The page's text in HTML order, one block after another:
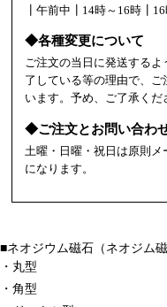
┃午前中┃14時～16時
◆各種変更について
ご注文の当日に発送する
了している等の理由で、
います。予め、ご了承くだ
◆ご注文とお問い合わ
土曜・日曜・祝日は原則メ
になります。
■ネオジウム磁石（ネオジム磁
・丸型
・角型